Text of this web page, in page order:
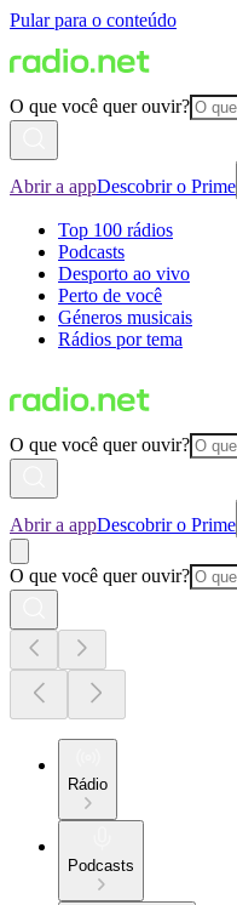
Pular para o conteúdo
O que você quer ouvir?
Abrir a appDescobrir o Prime
Top 100 rádios
Podcasts
Desporto ao vivo
Perto de você
Géneros musicais
Rádios por tema
O que você quer ouvir?
Abrir a appDescobrir o Prime
O que você quer ouvir?
Rádio
Podcasts